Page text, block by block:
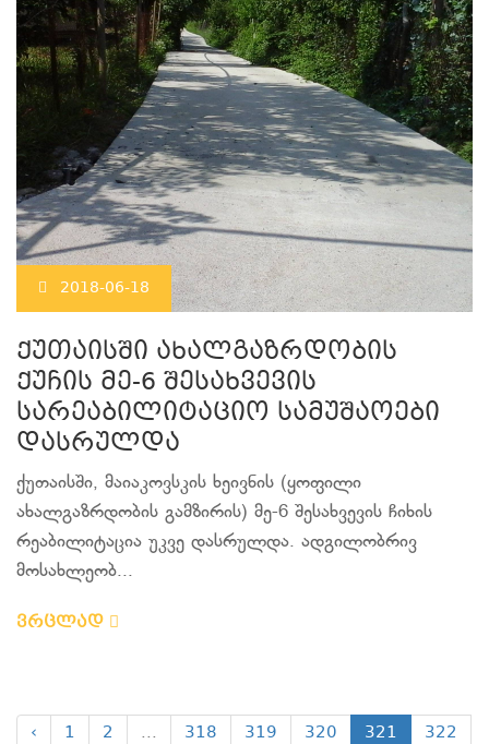
2018-06-18
ქუთაისში ახალგაზრდობის
ქუჩის მე-6 შესახვევის
სარეაბილიტაციო სამუშაოები
დასრულდა
ქუთაისში, მაიაკოვსკის ხეივნის (ყოფილი
ახალგაზრდობის გამზირის) მე-6 შესახვევის ჩიხის
რეაბილიტაცია უკვე დასრულდა. ადგილობრივ
მოსახლეობ...
ვრცლად
‹ 1 2 ... 318 319 320 321
322